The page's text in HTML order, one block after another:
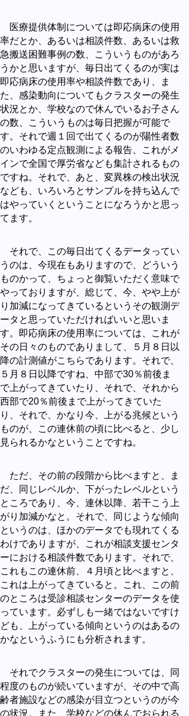
医療提供体制については即応病床の使用
率だとか、あるいは相談件数、あるいは救
急搬送困難事例の数、こういうものがあろ
うかと思いますが、毎日出てくるのが実は
即応病床の使用率や相談件数であり、ま
た、感染動向についてもクラスターの発生
状況とか、学校なので休んでいるお子さん
の数、こういうものは毎日把握が可能で
す。それで週１回で出てくるのが陽性者数
のいわゆる定点観測による報告、これがメ
インで全国で厚労省なども集計されるもの
ですね。それで、あと、変異株の検出状況
なども、いろいろとサンプルを持ち込んで
はやっていくということになろうかと思っ
てます。
それで、この毎日出てくるデータってい
うのは、今現在もありますので、どういう
ものかって、ちょっと御覧いただく意味で
やっておりますが、総じて、今、やや上が
り加減になってきているというその観測デ
ータと思っていただければいいと思いま
す。即応病床の使用率については、これが
その日々のものでありまして、５月８日以
降の計測値がこちらであります。それで、
５月８日以降ですね、中部で30％前後ま
で上がってきていたり、それで、それから
西部で20％前後まで上がってきていた
り、それで、かなり今、上がる兆候という
ものが、この連休前の頃に比べると、少し
見られるかなということですね。
ただ、その前の段階から比べますと、ま
だ、同じレベルか、下がったレベルという
ところであり、今、連休以降、若干こう上
がり加減かなと。それで、同じような傾向
というのは、ほかのデータでも現れてくる
わけでありますが、これが相談支援センタ
ーにおける相談件数であります。それで、
これもこの連休前、４月頃と比べますと、
これは上がってきていると。これ、この前
のところは受診相談センターのデータを使
っています。必ずしも一緒ではないですけ
ども、上がっている傾向というのはあるの
かなというふうにも分析されます。
それでクラスターの発生については、同
程度のものが続いていますが、その中で高
齢者施設などの感染が目立つというのが今
の状況。また、学校などの休んでおられる